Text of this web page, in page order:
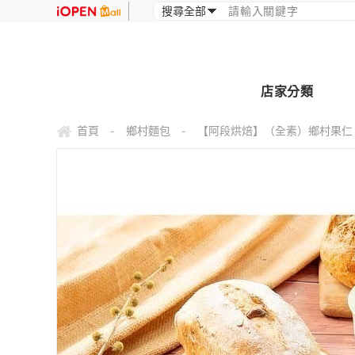
店家分類
首頁 - 鄉村麵包 - 【阿段烘焙】（全素）鄉村